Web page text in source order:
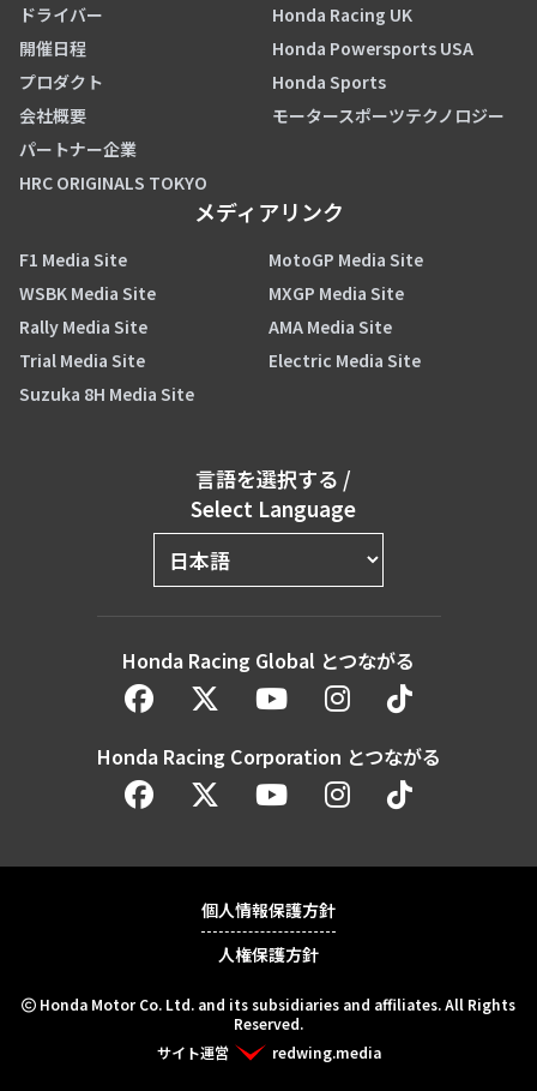
ドライバー
開催日程
プロダクト
会社概要
パートナー企業
HRC ORIGINALS TOKYO
Honda Racing UK
Honda Powersports USA
Honda Sports
モータースポーツテクノロジー
メディアリンク
F1 Media Site
MotoGP Media Site
WSBK Media Site
MXGP Media Site
Rally Media Site
AMA Media Site
Trial Media Site
Electric Media Site
Suzuka 8H Media Site
言語を選択する /
Select Language
Honda Racing Global とつながる
Honda Racing Corporation とつながる
Honda Motor Co. Ltd. and its subsidiaries and affiliates. All Rights
Reserved.
サイト運営
redwing.media
個人情報保護方針
人権保護方針